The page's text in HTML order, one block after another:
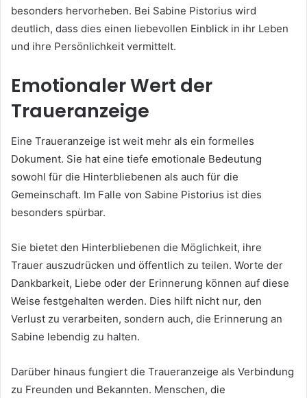
besonders hervorheben. Bei Sabine Pistorius wird
deutlich, dass dies einen liebevollen Einblick in ihr Leben
und ihre Persönlichkeit vermittelt.
Emotionaler Wert der
Traueranzeige
Eine Traueranzeige ist weit mehr als ein formelles
Dokument. Sie hat eine tiefe emotionale Bedeutung
sowohl für die Hinterbliebenen als auch für die
Gemeinschaft. Im Falle von Sabine Pistorius ist dies
besonders spürbar.
Sie bietet den Hinterbliebenen die Möglichkeit, ihre
Trauer auszudrücken und öffentlich zu teilen. Worte der
Dankbarkeit, Liebe oder der Erinnerung können auf diese
Weise festgehalten werden. Dies hilft nicht nur, den
Verlust zu verarbeiten, sondern auch, die Erinnerung an
Sabine lebendig zu halten.
Darüber hinaus fungiert die Traueranzeige als Verbindung
zu Freunden und Bekannten. Menschen, die